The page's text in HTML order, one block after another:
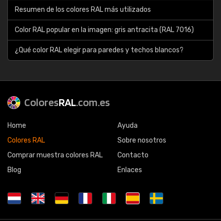
Resumen de los colores RAL más utilizados
Color RAL popular en la imagen: gris antracita (RAL 7016)
¿Qué color RAL elegir para paredes y techos blancos?
ColoresRAL.com.es
Home
Colores RAL
Comprar muestra colores RAL
Blog
Ayuda
Sobre nosotros
Contacto
Enlaces